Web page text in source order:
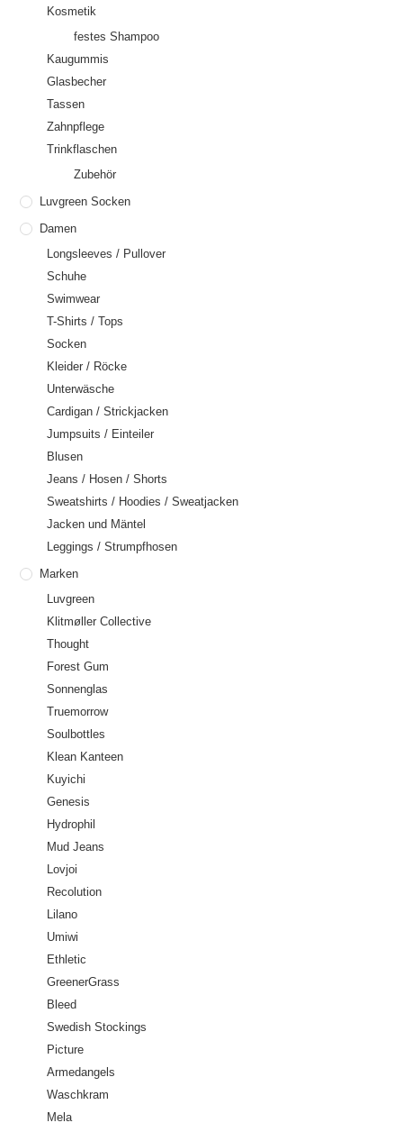
Kosmetik
festes Shampoo
Kaugummis
Glasbecher
Tassen
Zahnpflege
Trinkflaschen
Zubehör
Luvgreen Socken
Damen
Longsleeves / Pullover
Schuhe
Swimwear
T-Shirts / Tops
Socken
Kleider / Röcke
Unterwäsche
Cardigan / Strickjacken
Jumpsuits / Einteiler
Blusen
Jeans / Hosen / Shorts
Sweatshirts / Hoodies / Sweatjacken
Jacken und Mäntel
Leggings / Strumpfhosen
Marken
Luvgreen
Klitmøller Collective
Thought
Forest Gum
Sonnenglas
Truemorrow
Soulbottles
Klean Kanteen
Kuyichi
Genesis
Hydrophil
Mud Jeans
Lovjoi
Recolution
Lilano
Umiwi
Ethletic
GreenerGrass
Bleed
Swedish Stockings
Picture
Armedangels
Waschkram
Mela